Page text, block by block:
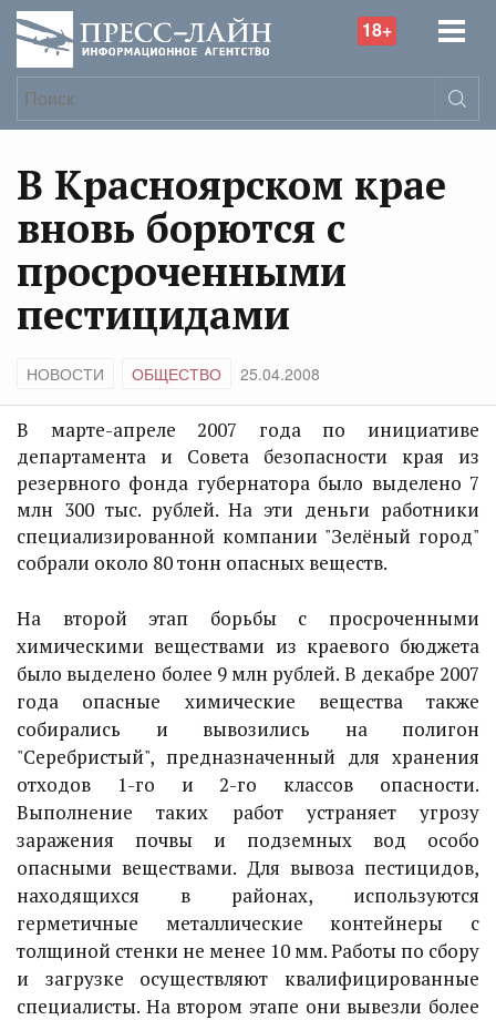
18+
В Красноярском крае
вновь борются с
просроченными
пестицидами
НОВОСТИ ОБЩЕСТВО 25.04.2008
В марте-апреле 2007 года по инициативе
департамента и Совета безопасности края из
резервного фонда губернатора было выделено 7
млн 300 тыс. рублей. На эти деньги работники
специализированной компании "Зелёный город"
собрали около 80 тонн опасных веществ.
На второй этап борьбы с просроченными
химическими веществами из краевого бюджета
было выделено более 9 млн рублей. В декабре 2007
года опасные химические вещества также
собирались и вывозились на полигон
"Серебристый", предназначенный для хранения
отходов 1-го и 2-го классов опасности.
Выполнение таких работ устраняет угрозу
заражения почвы и подземных вод особо
опасными веществами. Для вывоза пестицидов,
находящихся в районах, используются
герметичные металлические контейнеры с
толщиной стенки не менее 10 мм. Работы по сбору
и загрузке осуществляют квалифицированные
специалисты. На втором этапе они вывезли более